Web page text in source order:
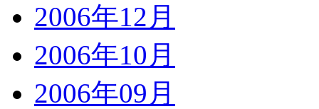
2006年12月
2006年10月
2006年09月